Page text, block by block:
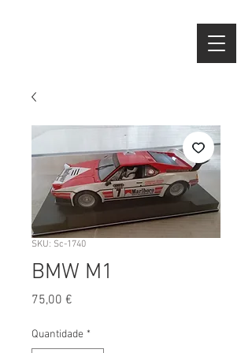
SKU: Sc-1740
BMW M1
75,00 €
Quantidade *